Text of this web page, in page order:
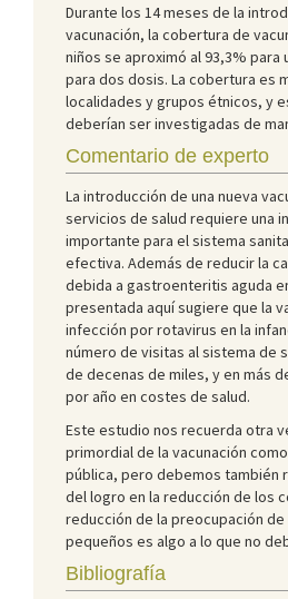
Durante los 14 meses de la
vacunación, la cobertura de
niños se aproximó al 93,3% para
para dos dosis. La cobertura es
localidades y grupos étnicos, y
deberían ser investigadas de
Comentario de experto
La introducción de una nueva
servicios de salud requiere una
importante para el sistema
efectiva. Además de reducir la
debida a gastroenteritis aguda
presentada aquí sugiere que la
infección por rotavirus en la
número de visitas al sistema de
de decenas de miles, y en más
por año en costes de salud.
Este estudio nos recuerda otra
primordial de la vacunación
pública, pero debemos también
del logro en la reducción de los
reducción de la preocupación
pequeños es algo a lo que no
Bibliografía